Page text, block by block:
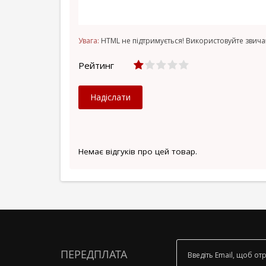
Немає відгуків про цей товар.
Увага: HTML не підтримується! Використовуйте
Рейтинг
Надіслати
ПЕРЕДПЛАТА